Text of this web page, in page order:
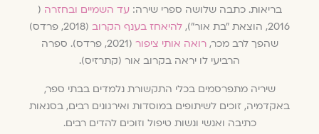
בריאות. כתבה שלושה ספרי שירה:עד השמיים ובחזרה(
2016, הוצאת "בת אור"),
להיאחז בענף הקרוב
(2018, פרדס)
שהפך לרב מכר,רואה אותי ציפור
(2021, פרדס). ספרה
הרביעי לו יראה בקרוב אור (קתרזיס).
שיריה מתפרסמים בכלי התקשורת נלמדים בבתי ספר,
באקדמיה, זוכים לשיתופים במוסדות ואירגונים רבים, בסנאות
כתיבה ואנשי ונשות טיפול וזוכים להדים רבים.